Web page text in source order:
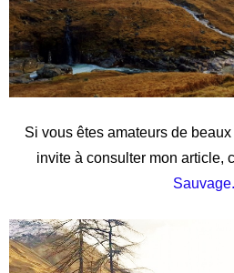
Si vous êtes amateurs de
invite à consulter mon article,
Sauvage.